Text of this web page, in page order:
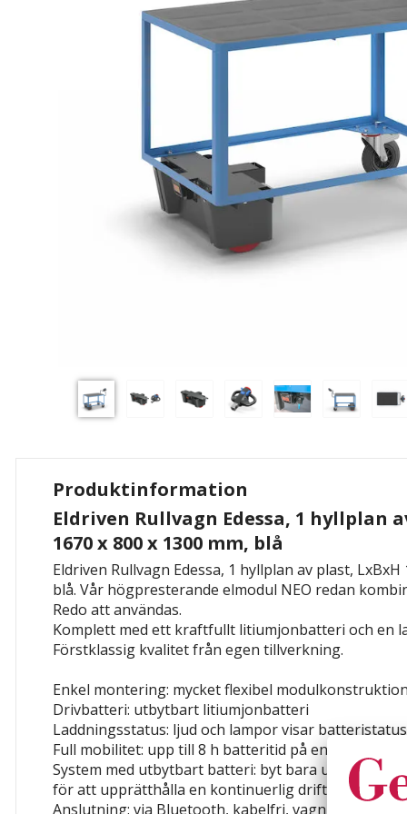
Produktinformation
Eldriven Rullvagn Edessa, 1 hyllplan
1670 x 800 x 1300 mm, blå
Eldriven Rullvagn Edessa, 1 hyllplan av plast, LxBxH
blå. Vår högpresterande elmodul NEO redan
Redo att användas.
Komplett med ett kraftfullt litiumjonbatteri och en
Förstklassig kvalitet från egen tillverkning.
Enkel montering: mycket flexibel
Drivbatteri: utbytbart litiumjonbatteri
Laddningsstatus: ljud och lampor visar batteristatus
Full mobilitet: upp till 8 h batteritid på en laddning
System med utbytbart batteri: byt bara ut det
för att upprätthålla en kontinuerlig drift
Anslutning: via Bluetooth, kabelfri,